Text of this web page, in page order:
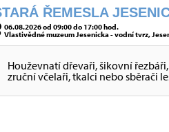
ŘEMESLA
06.08.2026 od 09:00 do 17:00 hod.
Vlastivědné muzeum Jesenicka - vodní tvrz,
Houževnatí dřevaři, šikovní
zruční včelaři, tkalci nebo sběrači